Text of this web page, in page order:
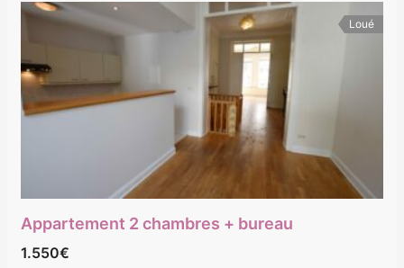
Loué
Appartement 2 chambres + bureau
1.550€